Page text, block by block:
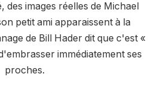
des images réelles de Michael
petit ami apparaissent à la
de Bill Hader dit que c'est «
immédiatement ses
proches.